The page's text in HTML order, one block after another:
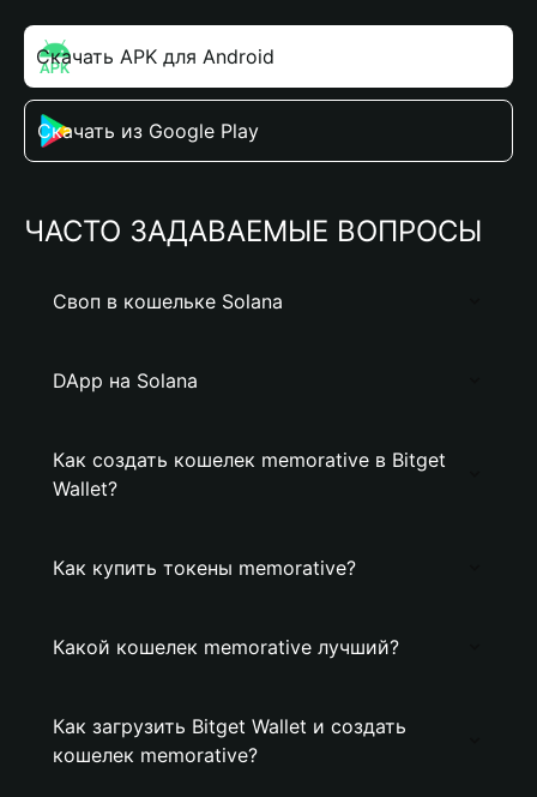
Скачать APK для Android
Скачать из Google Play
ЧАСТО ЗАДАВАЕМЫЕ ВОПРОСЫ
Своп в кошельке Solana
DApp на Solana
Как создать кошелек memorative в Bitget
Wallet?
Как купить токены memorative?
Какой кошелек memorative лучший?
Как загрузить Bitget Wallet и создать
кошелек memorative?